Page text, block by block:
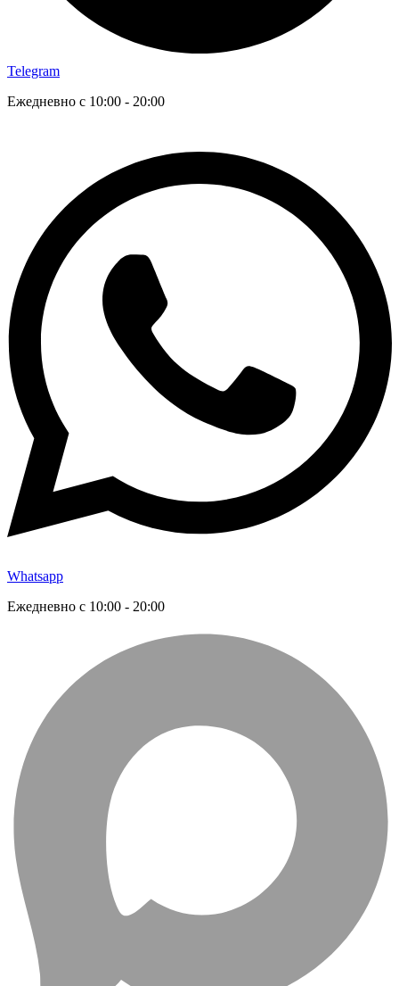
Telegram
Ежедневно с 10:00 - 20:00
Whatsapp
Ежедневно с 10:00 - 20:00